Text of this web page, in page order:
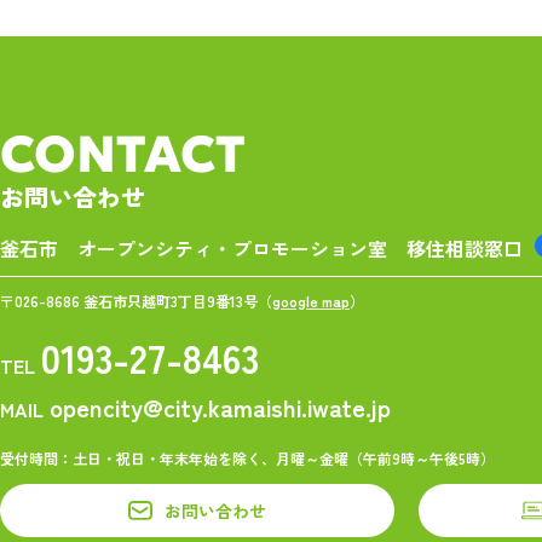
CONTACT
お問い合わせ
釜石市 オープンシティ・プロモーション室 移住相談窓口
〒026-8686 釜石市只越町3丁目9番13号（google map）
TEL 0193-27-8463
MAIL opencity@city.kamaishi.iwate.jp
受付時間：土日・祝日・年末年始を除く、月曜～金曜（午前9時～午後5時）
お問い合わせ